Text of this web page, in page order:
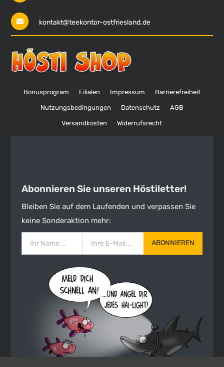
kontakt@teekontor-ostfriesland.de
Bonusprogram Filialen Impressum Barrierefreiheit
Nutzungsbedingungen Datenschutz AGB
Versandkosten Widerrufsrecht
Abonnieren Sie unseren Höstiletter!
Bleiben Sie auf dem Laufenden und verpassen Sie
keine Sonderaktion mehr:
ABONNIEREN